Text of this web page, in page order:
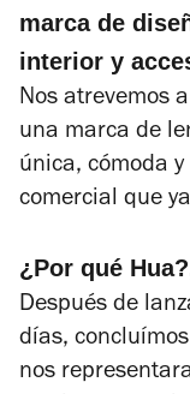
marca de
interior y
Nos atrevemos
una marca de
única, cómoda
comercial que
¿Por qué
Después de
días,
nos